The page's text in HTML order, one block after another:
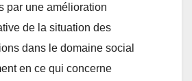
par une amélioration
de la situation des
dans le domaine social
en ce qui concerne